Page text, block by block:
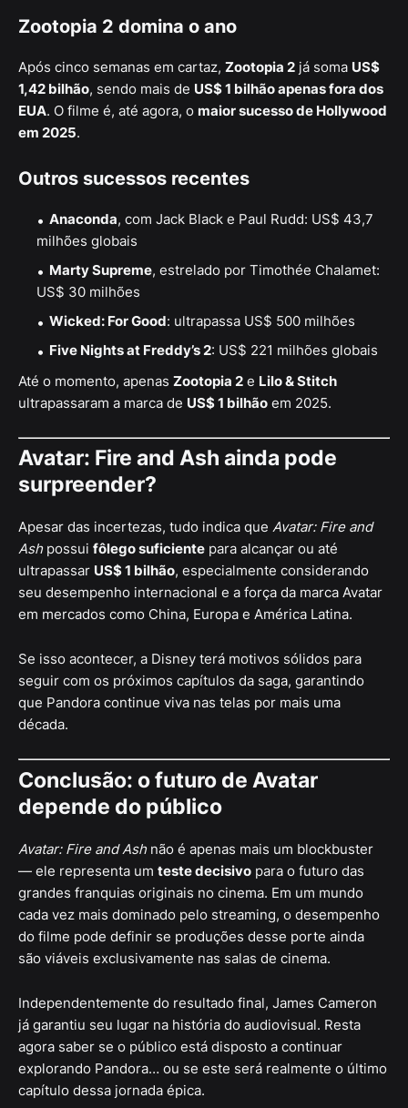
Zootopia 2 domina o ano
Após cinco semanas em cartaz, Zootopia 2 já soma US$
1,42 bilhão, sendo mais de US$ 1 bilhão apenas fora dos
EUA. O filme é, até agora, o maior sucesso de Hollywood
em 2025.
Outros sucessos recentes
Anaconda, com Jack Black e Paul Rudd: US$ 43,7
milhões globais
Marty Supreme, estrelado por Timothée Chalamet:
US$ 30 milhões
Wicked: For Good: ultrapassa US$ 500 milhões
Five Nights at Freddy’s 2: US$ 221 milhões globais
Até o momento, apenas Zootopia 2 e Lilo & Stitch
ultrapassaram a marca de US$ 1 bilhão em 2025.
Avatar: Fire and Ash ainda pode
surpreender?
Apesar das incertezas, tudo indica que Avatar: Fire and
Ashpossui fôlego suficiente para alcançar ou até
ultrapassar US$ 1 bilhão, especialmente considerando
seu desempenho internacional e a força da marca Avatar
em mercados como China, Europa e América Latina.
Se isso acontecer, a Disney terá motivos sólidos para
seguir com os próximos capítulos da saga, garantindo
que Pandora continue viva nas telas por mais uma
década.
Conclusão: o futuro de Avatar
depende do público
Avatar: Fire and Ashnão é apenas mais um blockbuster
— ele representa um teste decisivo para o futuro das
grandes franquias originais no cinema. Em um mundo
cada vez mais dominado pelo streaming, o desempenho
do filme pode definir se produções desse porte ainda
são viáveis exclusivamente nas salas de cinema.
Independentemente do resultado final, James Cameron
já garantiu seu lugar na história do audiovisual. Resta
agora saber se o público está disposto a continuar
explorando Pandora… ou se este será realmente o último
capítulo dessa jornada épica.